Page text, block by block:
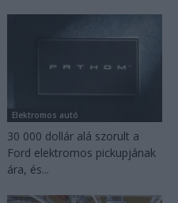
Elektromos autó
30 000 dollár alá szorult a
Ford elektromos pickupjának
ára, és...